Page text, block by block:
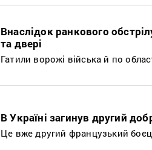
Внаслідок ранкового
та двері
Гатили ворожі війська й по
В Україні загинув другий
Це вже другий французький